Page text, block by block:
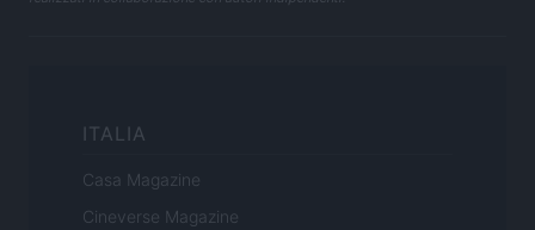
ITALIA
Casa Magazine
Cineverse Magazine